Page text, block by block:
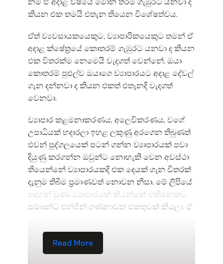
කියන එක තමයි එතැන තියෙන විශේෂත්වය.
ඒත් ව්‍යවසායකයෙකුට, ව්‍යාපාරිකයෙකුට තමන් ඒ
අදාළ ක්ෂේත්‍රයේ කොතරම් ගැඹුරට යනවා ද කියන
එක විතරක්ම නෙමෙයි වැදගත් වෙන්නේ. ඔයා
කොතරම් පුළුල්ව ඔයාගෙ ව්‍යාපාරයට අදාළ දේවල්
ගැන දන්නවා ද කියන එකත් එතැනදි වැදගත්
වෙනවා.
ව්‍යාපාර කළමනාකරණය, අලෙවිකරණය, වගේ
උපාධියක් හදාරලා ඉහළ ලකුණු අරගෙන තිබුණත්
එවන් පුද්ගලයෙක් පටන් ගන්න ව්‍යාපාරයක් පවා
දියුණු කරගන්න ඔවුන්ට නොහැකි වෙන අවස්ථා
තියෙන්නේ ව්‍යාපාරයකදි එක දෙයක් ගැන විතරක්
දැනුම තිබීම ප්‍රමාණවත් නොවන නිසා. මේ ලිපියේ
සඳහන් වුණා ව්‍යාපාරයක් කියන්නේ එකිනෙකට
සම්බන්ධ එන්ජින් ගණනාවක එකතුවක් කියලා. ඒ
Read More